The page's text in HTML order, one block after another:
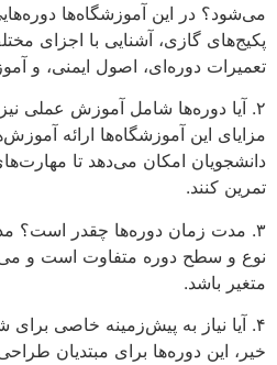
می‌شود؟ در این آموزشگاه‌ها
پکیج‌های گازی، آشنایی با اجزای
تعمیرات دوره‌ای، اصول ایمنی، و
۲. آیا دوره‌ها شامل آموزش عملی
مزایای این آموزشگاه‌ها ارائه
دانشجویان امکان می‌دهد تا
تمرین کنند.
۳. مدت زمان دوره‌ها چقدر است؟
نوع و سطح دوره متفاوت است و
متغیر باشد.
۴. آیا نیاز به پیش‌زمینه خاصی
خیر، این دوره‌ها برای مبتدیان